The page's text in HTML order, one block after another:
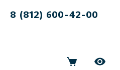
8 (812) 600-42-00